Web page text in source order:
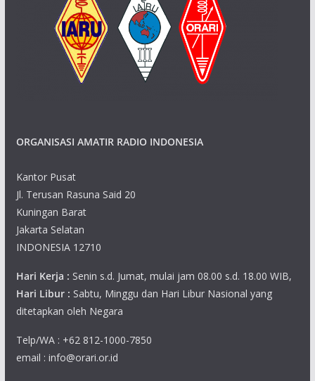
ORGANISASI AMATIR RADIO INDONESIA
Kantor Pusat
Jl. Terusan Rasuna Said 20
Kuningan Barat
Jakarta Selatan
INDONESIA 12710
Hari Kerja : Senin s.d. Jumat, mulai jam 08.00 s.d. 18.00 WIB,
Hari Libur : Sabtu, Minggu dan Hari Libur Nasional yang
ditetapkan oleh Negara
Telp/WA : +62 812-1000-7850
email : info@orari.or.id